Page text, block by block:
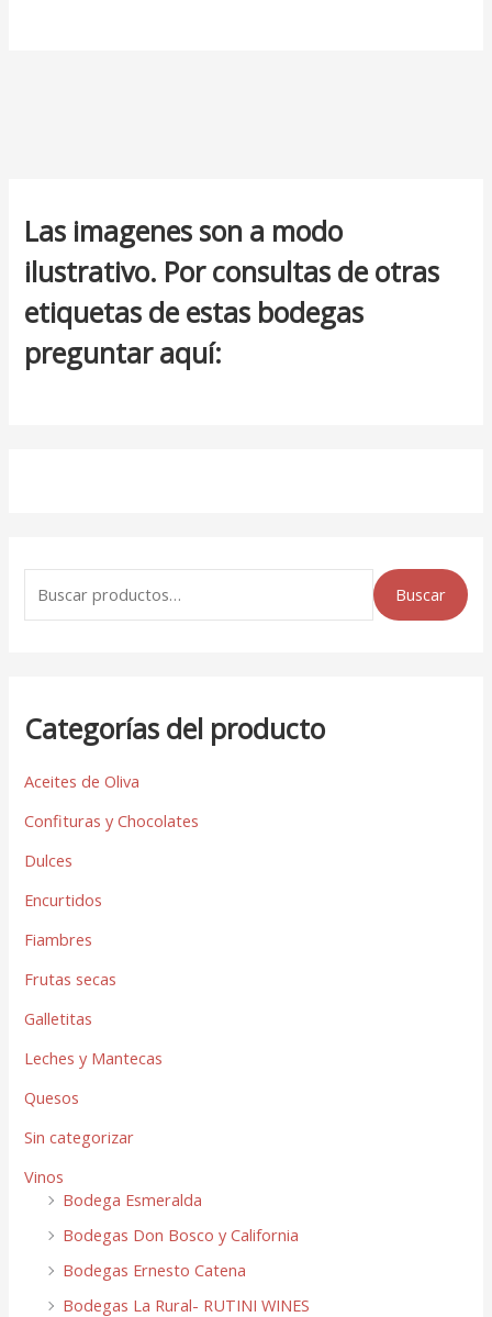
Las imagenes son a modo
ilustrativo. Por consultas de otras
etiquetas de estas bodegas
preguntar aquí:
Buscar
Categorías del producto
Aceites de Oliva
Confituras y Chocolates
Dulces
Encurtidos
Fiambres
Frutas secas
Galletitas
Leches y Mantecas
Quesos
Sin categorizar
Vinos
Bodega Esmeralda
Bodegas Don Bosco y California
Bodegas Ernesto Catena
Bodegas La Rural- RUTINI WINES